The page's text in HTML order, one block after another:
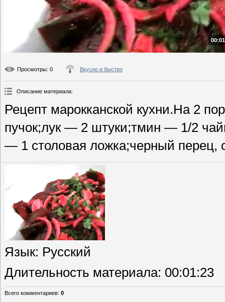
Просмотры: 0 Вкусно и быстро
Описание материала:
Рецепт марокканской кухни.На 2
пучок;лук — 2 штуки;тмин — 1/2
— 1 столовая ложка;черный перец,
Язык: Русский
Длительность материала: 00:01:23
Всего комментариев: 0